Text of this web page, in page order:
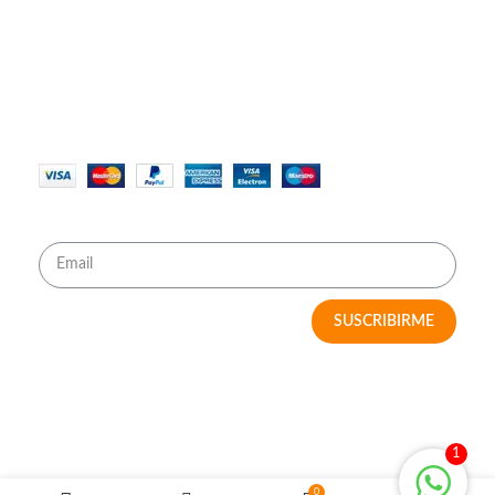
SUSCRIBIRME
1
0